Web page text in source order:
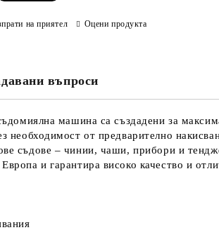
на приятел Оцени продукта
въпроси
машина са създадени за
необходимост от предварително
съдове – чинии, чаши, прибори и
и гарантира високо качество и